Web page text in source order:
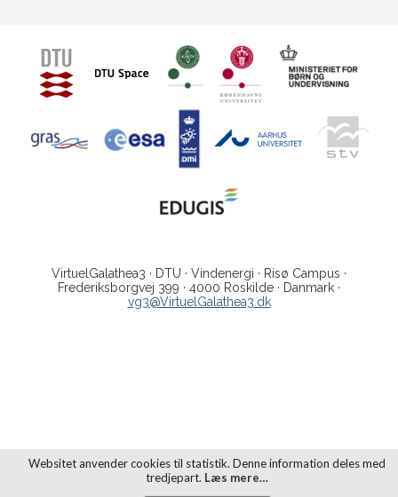
Websitet anvender cookies til statistik. Denne information deles med
tredjepart. Læs mere…
VirtuelGalathea3 · DTU · Vindenergi · Risø Campus ·
Frederiksborgvej 399 · 4000 Roskilde · Danmark ·
vg3@VirtuelGalathea3.dk